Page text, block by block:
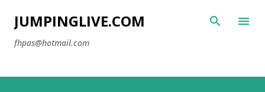
Ir al contenido principal
JUMPINGLIVE.COM
fhpas@hotmail.com